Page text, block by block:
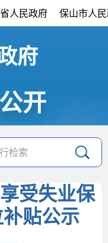
人民政府 保山市人
府
开
受失业保
贴公示